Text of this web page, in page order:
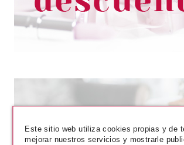
Este sitio web utiliza cookies propias y de
mejorar nuestros servicios y mostrarle